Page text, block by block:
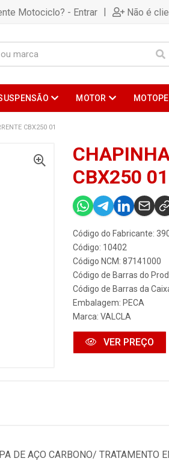
Motociclo? - Entrar | Não é
MOTOR
CBX250 01
CBX250 01
Código do Fabricante:
Código: 10402
Código NCM: 87141000
Código de Barras do
Código de Barras da
Embalagem: PECA
Marca: VALCLA
VER PREÇO
DE AÇO CARBONO/ TRATAMENTO